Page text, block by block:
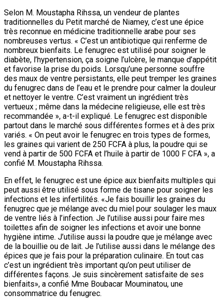
Selon M. Moustapha Rihssa, un vendeur de plantes
traditionnelles du Petit marché de Niamey, c’est une épice
très reconnue en médicine traditionnelle arabe pour ses
nombreuses vertus. « C’est un antibiotique qui renferme de
nombreux bienfaits. Le fenugrec est utilisé pour soigner le
diabète, l’hypertension, ça soigne l’ulcère, le manque d’appétit
et favorise la prise du poids. Lorsqu’une personne souffre
des maux de ventre persistants, elle peut tremper les graines
du fenugrec dans de l’eau et le prendre pour calmer la douleur
et nettoyer le ventre. C’est vraiment un ingrédient très
vertueux ; même dans la médecine religieuse, elle est très
recommandée », a-t-il expliqué. Le fenugrec est disponible
partout dans le marché sous différentes formes et à des prix
variés. « On peut avoir le fenugrec en trois types de formes,
les graines qui varient de 250 FCFA à plus, la poudre qui se
vend à partir de 500 FCFA et l’huile à partir de 1000 F CFA », a
confié M. Moustapha Rihssa.
En effet, le fenugrec est une épice aux bienfaits multiples qui
peut aussi être utilisé sous forme de tisane pour soigner les
infections et les infertilités. «Je fais bouillir les graines du
fenugrec que je mélange avec du miel pour soulager les maux
de ventre liés à l’infection. Je l’utilise aussi pour faire mes
toilettes afin de soigner les infections et avoir une bonne
hygiène intime. J’utilise aussi la poudre que je mélange avec
de la bouillie ou de lait. Je l’utilise aussi dans le mélange des
épices que je fais pour la préparation culinaire. En tout cas
c’est un ingrédient très important qu’on peut utiliser de
différentes façons. Je suis sincèrement satisfaite de ses
bienfaits», a confié Mme Boubacar Mouminatou, une
consommatrice du fenugrec.